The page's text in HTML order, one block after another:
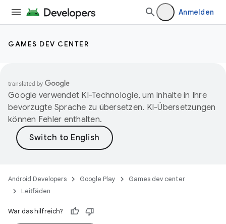
Anmelden
GAMES DEV CENTER
Google verwendet KI-Technologie, um Inhalte in Ihre
bevorzugte Sprache zu übersetzen. KI-Übersetzungen
können Fehler enthalten.
Android Developers Google Play
Games dev center
Leitfäden
War das hilfreich?